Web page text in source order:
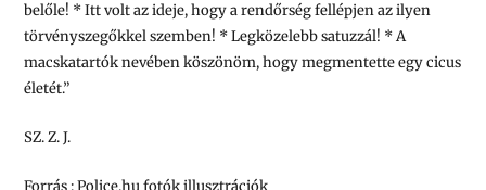
belőle! * Itt volt az ideje, hogy a rendőrség fellépjen az ilyen
törvényszegőkkel szemben! * Legközelebb satuzzál! * A
macskatartók nevében köszönöm, hogy megmentette egy cicus
életét.”
SZ. Z. J.
Forrás : Police.hu fotók illusztrációk